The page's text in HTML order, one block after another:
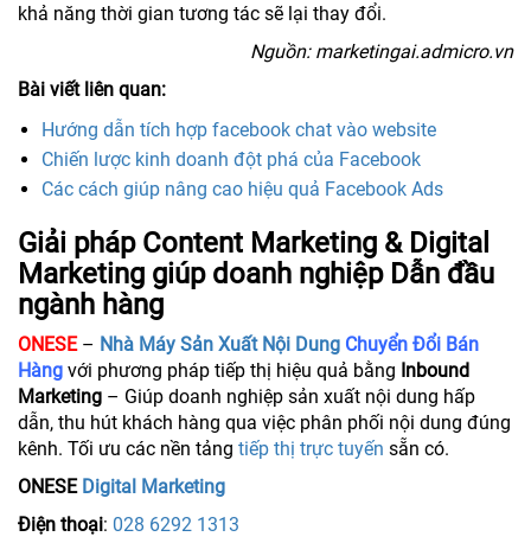
khả năng thời gian tương tác sẽ lại thay đổi.
Nguồn: marketingai.admicro.vn
Bài viết liên quan:
Hướng dẫn tích hợp facebook chat vào website
Chiến lược kinh doanh đột phá của Facebook
Các cách giúp nâng cao hiệu quả Facebook Ads
Giải pháp Content Marketing & Digital
Marketing giúp doanh nghiệp Dẫn đầu
ngành hàng
ONESE– Nhà Máy Sản Xuất Nội Dung Chuyển Đổi Bán
Hàng với phương pháp tiếp thị hiệu quả bằng Inbound
Marketing – Giúp doanh nghiệp sản xuất nội dung hấp
dẫn, thu hút khách hàng qua việc phân phối nội dung đúng
kênh. Tối ưu các nền tảng tiếp thị trực tuyến sẵn có.
ONESE Digital Marketing
Điện thoại: 028 6292 1313